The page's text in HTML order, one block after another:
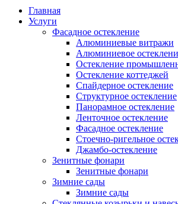
Главная
Услуги
Фасадное остекление
Алюминиевые витражи
Алюминиевое
Остекление
Остекление коттеджей
Спайдерное остекление
Структурное остекление
Панорамное остекление
Ленточное остекление
Фасадное остекление
Стоечно-ригельное
Джамбо-остекление
Зенитные фонари
Зенитные фонари
Зимние сады
Зимние сады